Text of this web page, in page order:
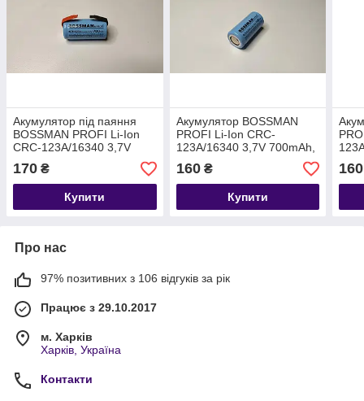
Акумулятор під паяння
BOSSMAN PROFI Li-Ion
CRC-123A/16340 3,7V
700mAh
170 ₴
Купити
Акумулятор BOSSMAN
PROFI Li-Ion CRC-
123A/16340 3,7V 700mAh,
технічний
160₴
Купити
160
Про нас
97% позитивних з 106 відгуків за рік
Працює з 29.10.2017
м. Харків
Харків, Україна
Контакти